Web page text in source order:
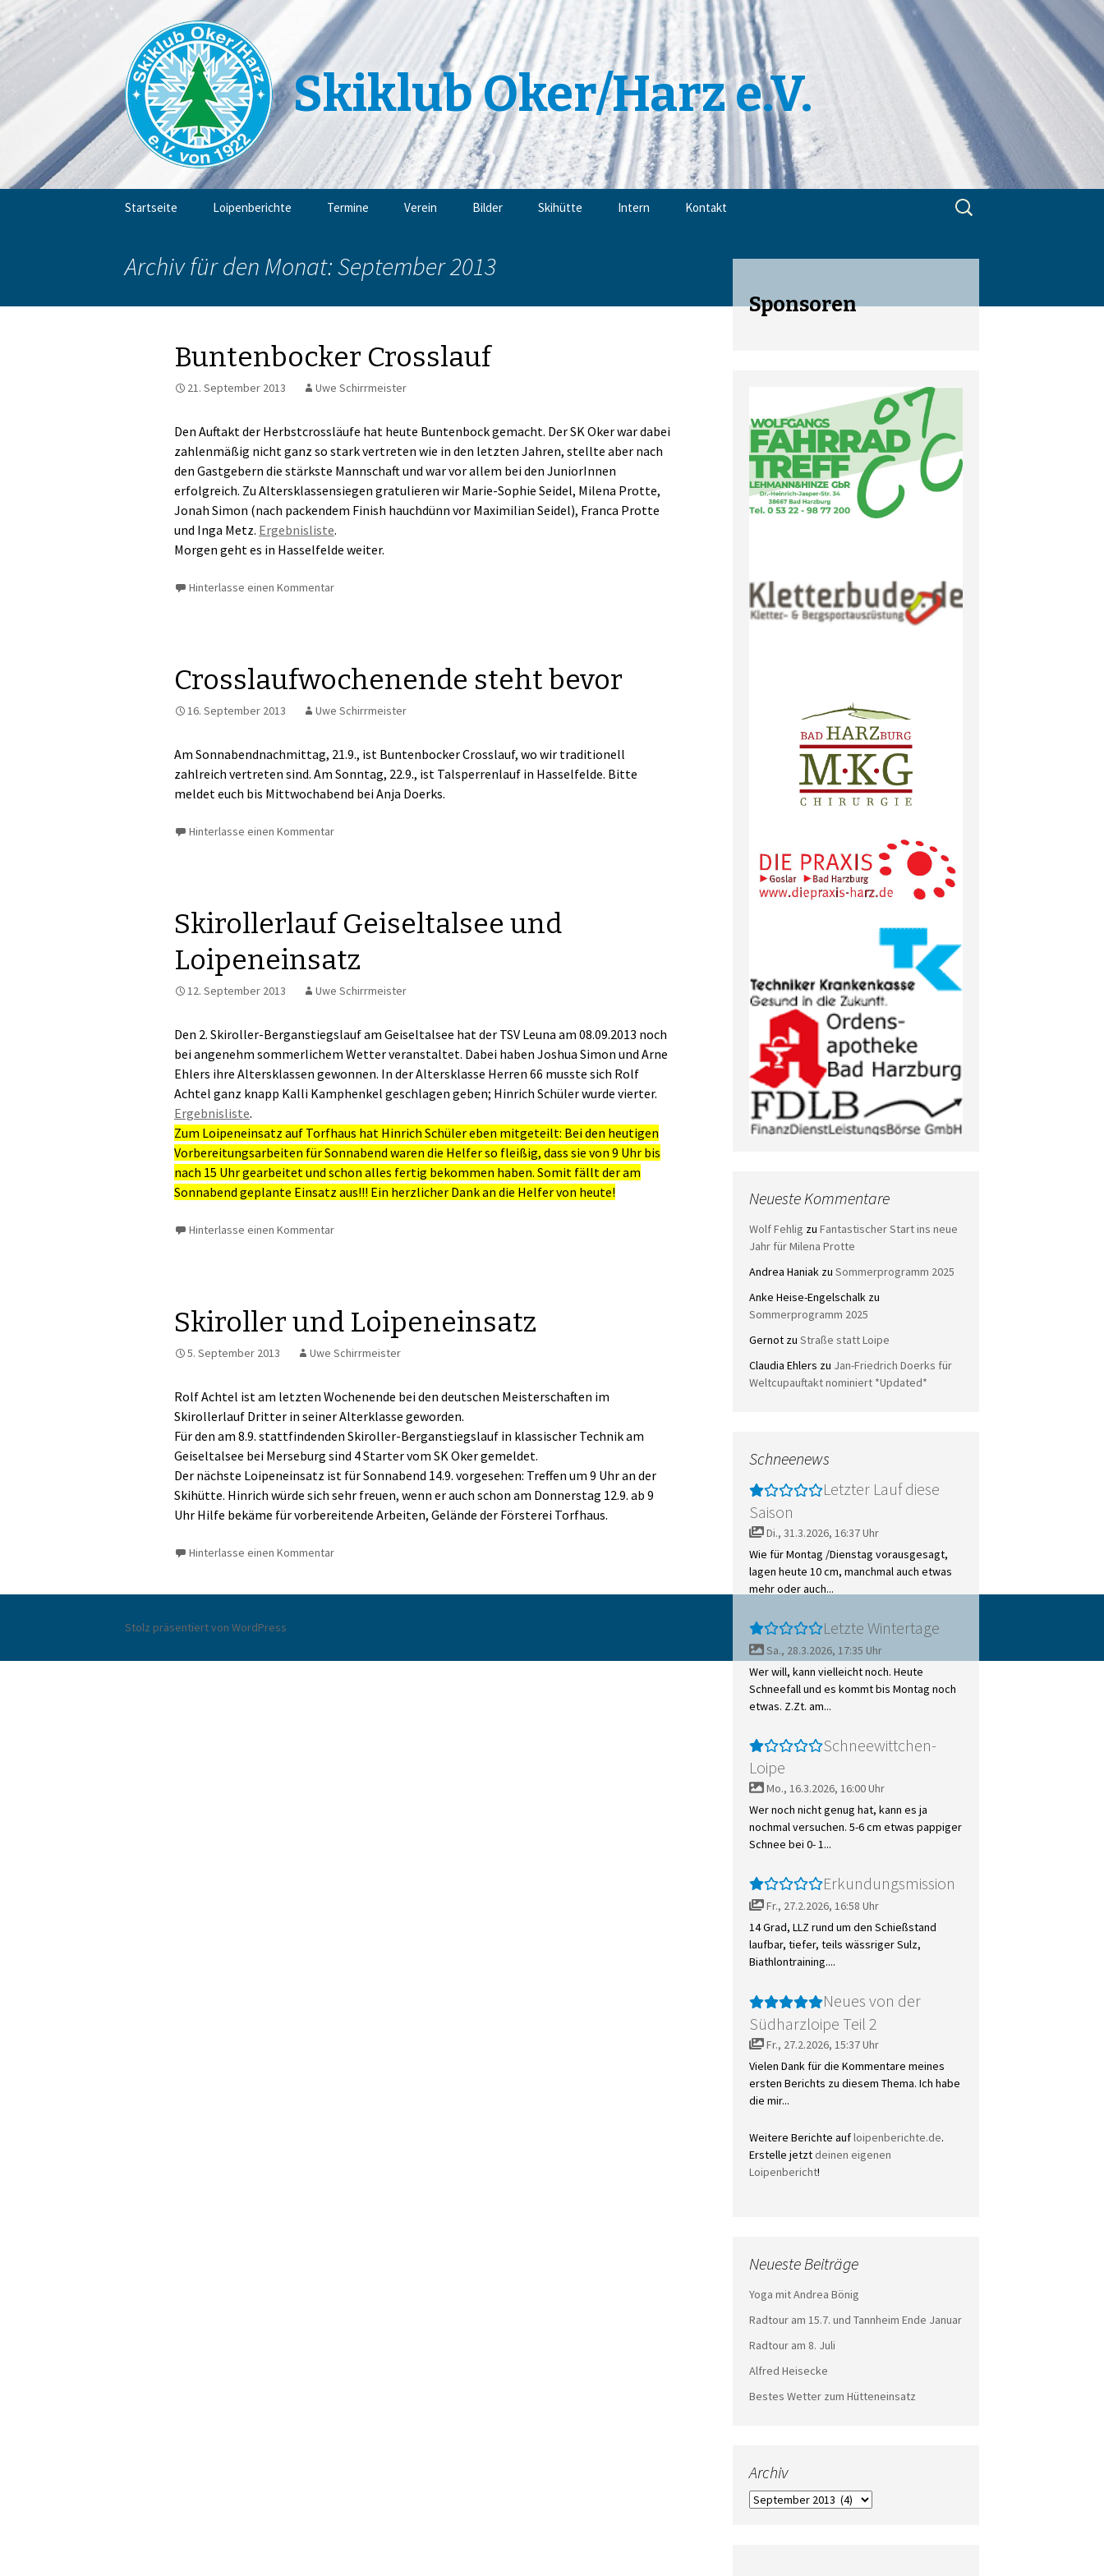
Skiklub Oker/Harz e.V.
Startseite Loipenberichte Termine Verein
Sponsoren
Links
Bilder Skihütte Intern Kontakt
Suchen
nach:
Archiv für den Monat: September 2013
Buntenbocker Crosslauf
21. September 2013 Uwe Schirrmeister
Den Auftakt der Herbstcrossläufe hat heute Buntenbock gemacht. Der SK Oker war dabei
zahlenmäßig nicht ganz so stark vertreten wie in den letzten Jahren, stellte aber nach
den Gastgebern die stärkste Mannschaft und war vor allem bei den JuniorInnen
erfolgreich. Zu Altersklassensiegen gratulieren wir Marie-Sophie Seidel, Milena Protte,
Jonah Simon (nach packendem Finish hauchdünn vor Maximilian Seidel), Franca Protte
und Inga Metz. Ergebnisliste.
Morgen geht es in Hasselfelde weiter.
Hinterlasse einen Kommentar
Crosslaufwochenende steht bevor
16. September 2013 Uwe Schirrmeister
Am Sonnabendnachmittag, 21.9., ist Buntenbocker Crosslauf, wo wir traditionell
zahlreich vertreten sind. Am Sonntag, 22.9., ist Talsperrenlauf in Hasselfelde. Bitte
meldet euch bis Mittwochabend bei Anja Doerks.
Hinterlasse einen Kommentar
Skirollerlauf Geiseltalsee und
Loipeneinsatz
12. September 2013 Uwe Schirrmeister
Den 2. Skiroller-Berganstiegslauf am Geiseltalsee hat der TSV Leuna am 08.09.2013 noch
bei angenehm sommerlichem Wetter veranstaltet. Dabei haben Joshua Simon und Arne
Ehlers ihre Altersklassen gewonnen. In der Altersklasse Herren 66 musste sich Rolf
Achtel ganz knapp Kalli Kamphenkel geschlagen geben; Hinrich Schüler wurde vierter.
Ergebnisliste.
Zum Loipeneinsatz auf Torfhaus hat Hinrich Schüler eben mitgeteilt: Bei den heutigen
Vorbereitungsarbeiten für Sonnabend waren die Helfer so fleißig, dass sie von 9 Uhr bis
nach 15 Uhr gearbeitet und schon alles fertig bekommen haben. Somit fällt der am
Sonnabend geplante Einsatz aus!!! Ein herzlicher Dank an die Helfer von heute!
Hinterlasse einen Kommentar
Skiroller und Loipeneinsatz
5. September 2013 Uwe Schirrmeister
Rolf Achtel ist am letzten Wochenende bei den deutschen Meisterschaften im
Skirollerlauf Dritter in seiner Alterklasse geworden.
Für den am 8.9. stattfindenden Skiroller-Berganstiegslauf in klassischer Technik am
Geiseltalsee bei Merseburg sind 4 Starter vom SK Oker gemeldet.
Der nächste Loipeneinsatz ist für Sonnabend 14.9. vorgesehen: Treffen um 9 Uhr an der
Skihütte. Hinrich würde sich sehr freuen, wenn er auch schon am Donnerstag 12.9. ab 9
Uhr Hilfe bekäme für vorbereitende Arbeiten, Gelände der Försterei Torfhaus.
Hinterlasse einen Kommentar
Sponsoren
Neueste Kommentare
Wolf Fehlig zu Fantastischer Start ins neue
Jahr für Milena Protte
Andrea Haniak zu Sommerprogramm 2025
Anke Heise-Engelschalk zu
Sommerprogramm 2025
Gernot zu Straße statt Loipe
Claudia Ehlers zu Jan-Friedrich Doerks für
Weltcupauftakt nominiert *Updated*
Schneenews
Letzter Lauf diese
Saison
Di., 31.3.2026, 16:37 Uhr
Wie für Montag /Dienstag vorausgesagt,
lagen heute 10 cm, manchmal auch etwas
mehr oder auch...
Letzte Wintertage
Sa., 28.3.2026, 17:35 Uhr
Wer will, kann vielleicht noch. Heute
Schneefall und es kommt bis Montag noch
etwas. Z.Zt. am...
Schneewittchen-
Loipe
Mo., 16.3.2026, 16:00 Uhr
Wer noch nicht genug hat, kann es ja
nochmal versuchen. 5-6 cm etwas pappiger
Schnee bei 0- 1...
Erkundungsmission
Fr., 27.2.2026, 16:58 Uhr
14 Grad, LLZ rund um den Schießstand
laufbar, tiefer, teils wässriger Sulz,
Biathlontraining....
Neues von der
Südharzloipe Teil 2
Fr., 27.2.2026, 15:37 Uhr
Vielen Dank für die Kommentare meines
ersten Berichts zu diesem Thema. Ich habe
die mir...
Weitere Berichte aufloipenberichte.de.
Erstelle jetzt deinen eigenen
Loipenbericht!
Neueste Beiträge
Yoga mit Andrea Bönig
Radtour am 15.7. und Tannheim Ende Januar
Radtour am 8. Juli
Alfred Heisecke
Bestes Wetter zum Hütteneinsatz
Archiv
Archiv
Stolz präsentiert von WordPress